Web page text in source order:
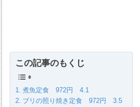
この記事のもくじ
煮魚定食 972円 4.1
ブリの照り焼き定食 972円 3.5